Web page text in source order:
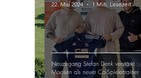
Neuzugang Stefan Denk verstärkt
Moosen als neuer Co-Spielertrainer
22. Mai 2024
1 Min. Lesezeit